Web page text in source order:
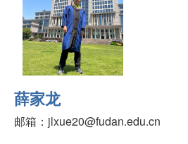
薛家龙
邮箱：jlxue20@fudan.edu.cn